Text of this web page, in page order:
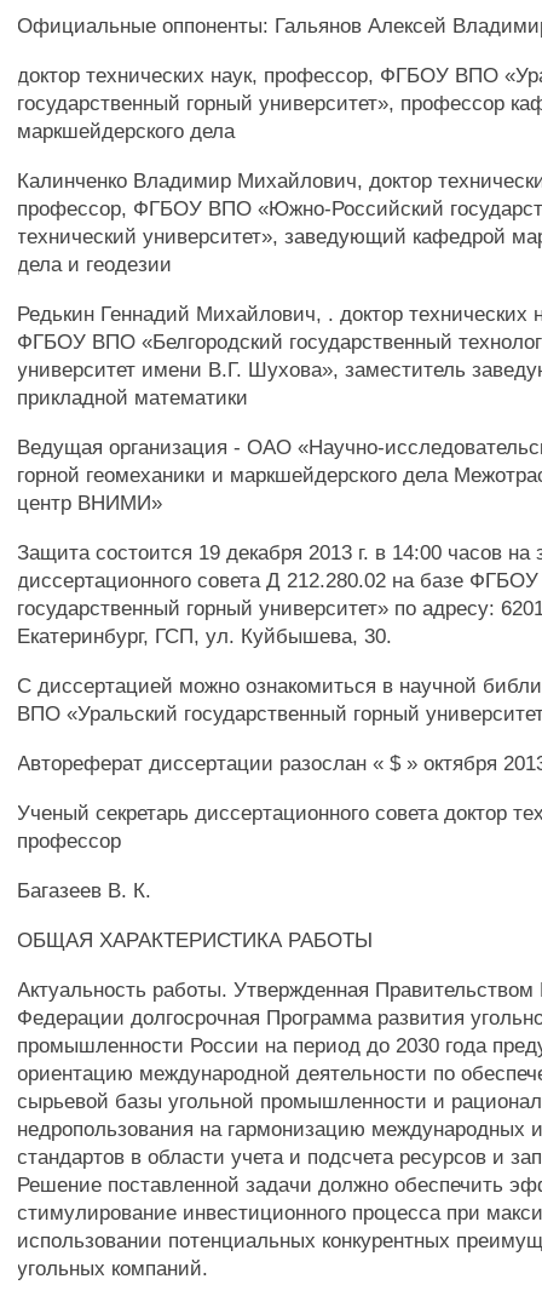
Официальные оппоненты: Гальянов Алексей
доктор технических наук, профессор, ФГБОУ ВПО
государственный горный университет», профессор
маркшейдерского дела
Калинченко Владимир Михайлович, доктор
профессор, ФГБОУ ВПО «Южно-Российский
технический университет», заведующий кафедрой
дела и геодезии
Редькин Геннадий Михайлович, . доктор технических
ФГБОУ ВПО «Белгородский государственный
университет имени В.Г. Шухова», заместитель
прикладной математики
Ведущая организация - ОАО «Научно-
горной геомеханики и маркшейдерского дела
центр ВНИМИ»
Защита состоится 19 декабря 2013 г. в 14:00 часов на
диссертационного совета Д 212.280.02 на базе
государственный горный университет» по адресу:
Екатеринбург, ГСП, ул. Куйбышева, 30.
С диссертацией можно ознакомиться в научной
ВПО «Уральский государственный горный
Автореферат диссертации разослан « $ » октября
Ученый секретарь диссертационного совета доктор
профессор
Багазеев В. К.
ОБЩАЯ ХАРАКТЕРИСТИКА РАБОТЫ
Актуальность работы. Утвержденная Правительством
Федерации долгосрочная Программа развития
промышленности России на период до 2030 года
ориентацию международной деятельности по
сырьевой базы угольной промышленности и
недропользования на гармонизацию международных
стандартов в области учета и подсчета ресурсов и
Решение поставленной задачи должно обеспечить
стимулирование инвестиционного процесса при
использовании потенциальных конкурентных
угольных компаний.